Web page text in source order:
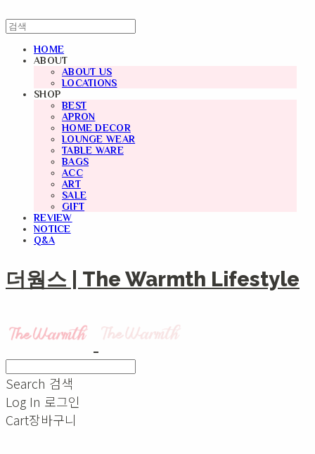
HOME
ABOUT
ABOUT US
LOCATIONS
SHOP
BEST
APRON
HOME DECOR
LOUNGE WEAR
TABLE WARE
BAGS
ACC
ART
SALE
GIFT
REVIEW
NOTICE
Q&A
더웜스 | The Warmth Lifestyle
Search 검색
Log In 로그인
Cart장바구니